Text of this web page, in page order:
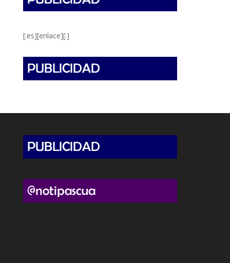
[:es][enlace][:]